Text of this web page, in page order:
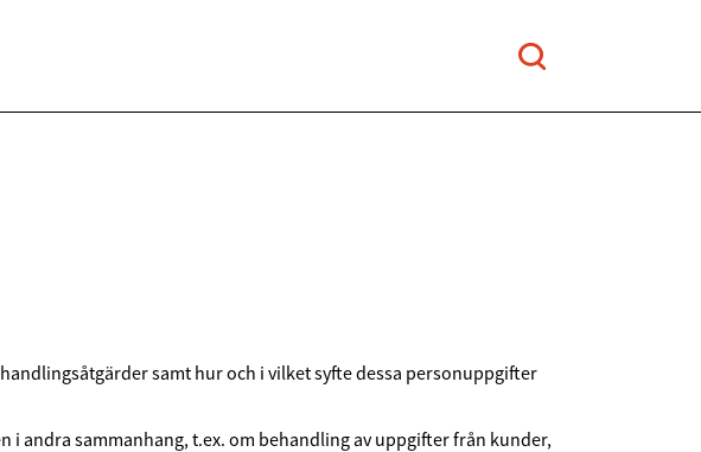
samt hur och i vilket syfte dessa personuppgifter
andra sammanhang, t.ex. om behandling av uppgifter från kunder,